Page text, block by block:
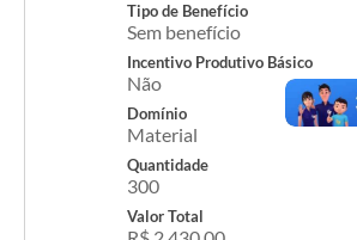
Audiências Públicas
Arquivos para Download
Carta de Serviços
Tipo de Benefício
Sem benefício
Incentivo Produtivo Básico
Não
Domínio
Material
Quantidade
300
Valor Total